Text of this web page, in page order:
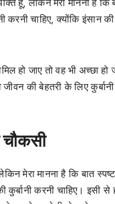
हूं, लेकिन मेरा मानना है
करनी चाहिए, क्‍योंकि
हो जाए तो वह भी अच्‍छा
की बेहतरी के लिए
चौकसी
मेरा मानना है कि बात
कुर्बानी करनी चाहिए।